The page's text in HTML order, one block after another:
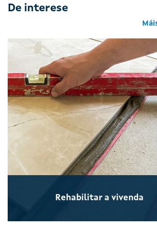
De interese
Rehabilitar a vivenda